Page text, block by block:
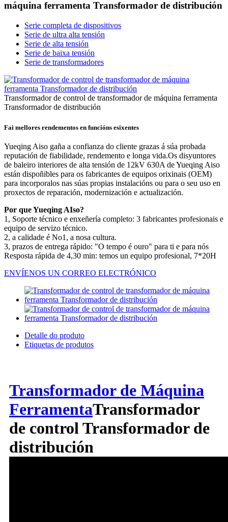
máquina ferramenta Transformador de distribución
Serie completa de dispositivos
Serie de ultra alta tensión
Serie de alta tensión
Serie de baixa tensión
Serie de transformadores
Transformador de control de transformador de máquina ferramenta
Transformador de distribución
Fai mellores rendementos en funcións esixentes
Yueqing Aiso gaña a confianza do cliente grazas á súa probada
reputación de fiabilidade, rendemento e longa vida.Os disyuntores
de baleiro interiores de alta tensión de 12kV 630A de Yueqing Aiso
están dispoñibles para os fabricantes de equipos orixinais (OEM)
para incorporalos nas súas propias instalacións ou para o seu uso en
proxectos de reparación, modernización e actualización.
Por que Yueqing AIso?
1, Soporte técnico e enxeñería completo: 3 fabricantes profesionais e
equipo de servizo técnico.
2, a calidade é No1, a nosa cultura.
3, prazos de entrega rápido: "O tempo é ouro" para ti e para nós
Resposta rápida de 4,30 min: temos un equipo profesional, 7*20H
ENVÍENOS UN CORREO ELECTRÓNICO
Detalle do produto
Etiquetas de produtos
Transformador de Máquina
FerramentaTransformador
de control Transformador de
distribución